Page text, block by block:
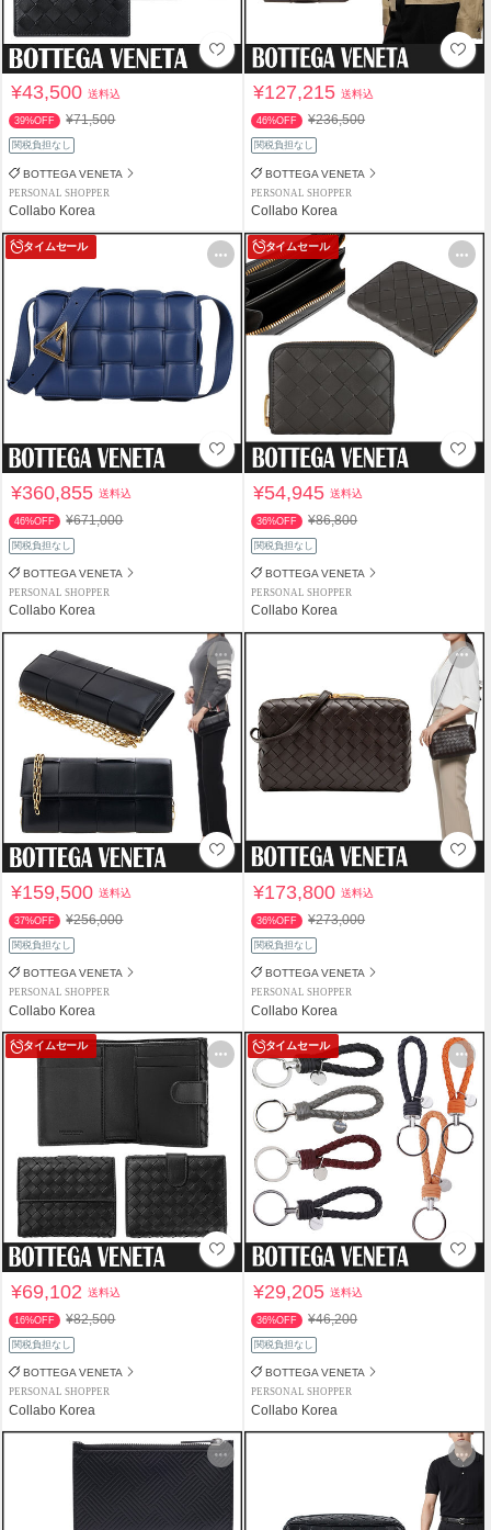
¥43,500送料込
39%OFF ¥71,500
関税負担なし
BOTTEGA VENETA
PERSONAL SHOPPER
Collabo Korea
¥127,215送料込
46%OFF ¥236,500
関税負担なし
BOTTEGA VENETA
PERSONAL SHOPPER
Collabo Korea
タイムセール
¥360,855送料込
46%OFF ¥671,000
関税負担なし
BOTTEGA VENETA
PERSONAL SHOPPER
Collabo Korea
タイムセール
¥54,945送料込
36%OFF ¥86,800
関税負担なし
BOTTEGA VENETA
PERSONAL SHOPPER
Collabo Korea
¥159,500送料込
37%OFF ¥256,000
関税負担なし
BOTTEGA VENETA
PERSONAL SHOPPER
Collabo Korea
¥173,800送料込
36%OFF ¥273,000
関税負担なし
BOTTEGA VENETA
PERSONAL SHOPPER
Collabo Korea
タイムセール
¥69,102送料込
16%OFF ¥82,500
関税負担なし
BOTTEGA VENETA
PERSONAL SHOPPER
Collabo Korea
タイムセール
¥29,205送料込
36%OFF ¥46,200
関税負担なし
BOTTEGA VENETA
PERSONAL SHOPPER
Collabo Korea